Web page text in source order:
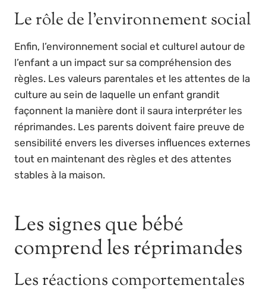
Le rôle de l’environnement social
Enfin, l’environnement social et culturel autour de
l’enfant a un impact sur sa compréhension des
règles. Les valeurs parentales et les attentes de la
culture au sein de laquelle un enfant grandit
façonnent la manière dont il saura interpréter les
réprimandes. Les parents doivent faire preuve de
sensibilité envers les diverses influences externes
tout en maintenant des règles et des attentes
stables à la maison.
Les signes que bébé
comprend les réprimandes
Les réactions comportementales